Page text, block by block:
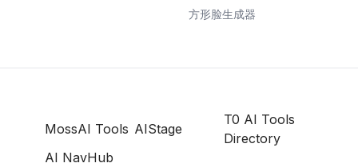
方形脸生成器
MossAI Tools AIStage
T0 AI Tools
Directory
AI NavHub